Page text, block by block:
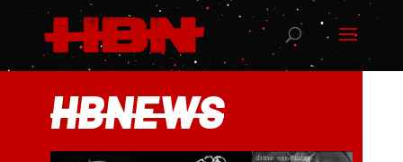
HBNEWS